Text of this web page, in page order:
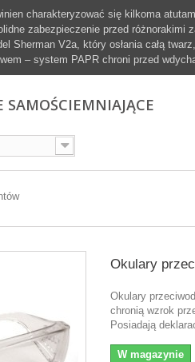
charakteryzować się kilkoma
zabezpieczenie przed różnorakimi
Sherman V2a, który osłania całą
– system PAPR chroni przed
SAMOŚCIEMNIAJĄCE
Okulary
Okulary
chronią wzrok
Posiadają
W magazynie